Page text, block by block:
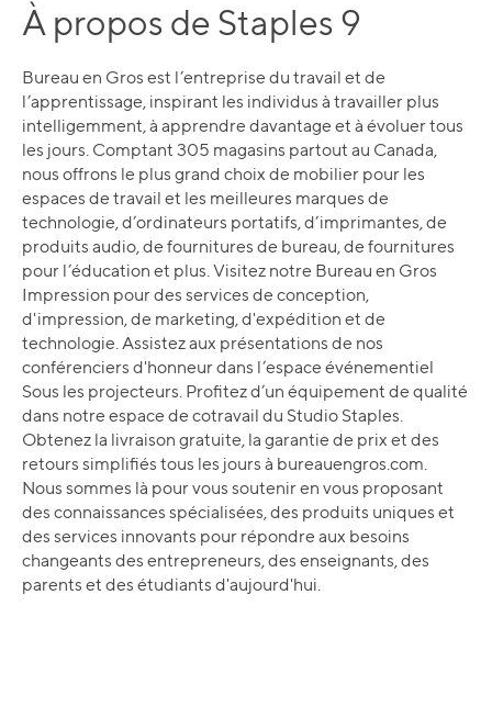
À propos de Staples 9
Bureau en Gros est l’entreprise du travail et de
l’apprentissage, inspirant les individus à travailler plus
intelligemment, à apprendre davantage et à évoluer tous
les jours. Comptant 305 magasins partout au Canada,
nous offrons le plus grand choix de mobilier pour les
espaces de travail et les meilleures marques de
technologie, d’ordinateurs portatifs, d’imprimantes, de
produits audio, de fournitures de bureau, de fournitures
pour l’éducation et plus. Visitez notre Bureau en Gros
Impression pour des services de conception,
d'impression, de marketing, d'expédition et de
technologie. Assistez aux présentations de nos
conférenciers d'honneur dans l’espace événementiel
Sous les projecteurs. Profitez d’un équipement de qualité
dans notre espace de cotravail du Studio Staples.
Obtenez la livraison gratuite, la garantie de prix et des
retours simplifiés tous les jours à bureauengros.com.
Nous sommes là pour vous soutenir en vous proposant
des connaissances spécialisées, des produits uniques et
des services innovants pour répondre aux besoins
changeants des entrepreneurs, des enseignants, des
parents et des étudiants d'aujourd'hui.